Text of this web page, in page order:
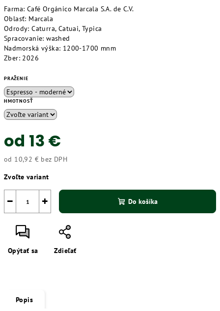
Farma: Café Orgánico Marcala S.A. de C.V.
Oblasť: Marcala
Odrody:Caturra, Catuai, Typica
Spracovanie: washed
Nadmorská výška: 1200-1700 mnm
Zber: 2026
PRAŽENIE
HMOTNOSŤ
od 13 €
od 10,92 € bez DPH
cena:
Zvoľte variant
+
− Do košíka
Opýtať sa Zdieľať
Popis